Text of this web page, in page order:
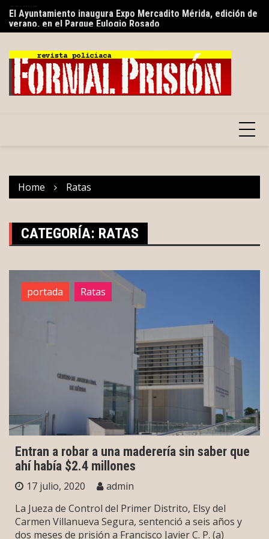
Skip
content
El Ayuntamiento inaugura Expo Mercadito Mérida, edición de
verano, en el Parque Eulogio Rosado
Home Ratas
CATEGORÍA: RATAS
portada Ratas
Entran a robar a una maderería sin saber que
ahí había $2.4 millones
17 julio, 2020
admin
La Jueza de Control del Primer Distrito, Elsy del
Carmen Villanueva Segura, sentenció a seis años y
dos meses de prisión a Francisco Javier C. P. (a)